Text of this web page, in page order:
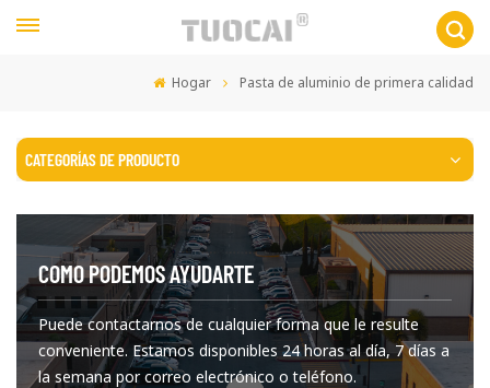
Hogar Pasta de aluminio de primera calidad
CATEGORÍAS DE PRODUCTO
COMO PODEMOS AYUDARTE
Puede contactarnos de cualquier forma que le resulte
conveniente. Estamos disponibles 24 horas al día, 7 días a
la semana por correo electrónico o teléfono.